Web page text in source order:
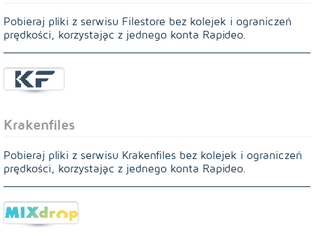
Pobieraj pliki z serwisu Filestore bez kolejek i ograniczeń
prędkości, korzystając z jednego konta Rapideo.
Krakenfiles
Pobieraj pliki z serwisu Krakenfiles bez kolejek i ograniczeń
prędkości, korzystając z jednego konta Rapideo.